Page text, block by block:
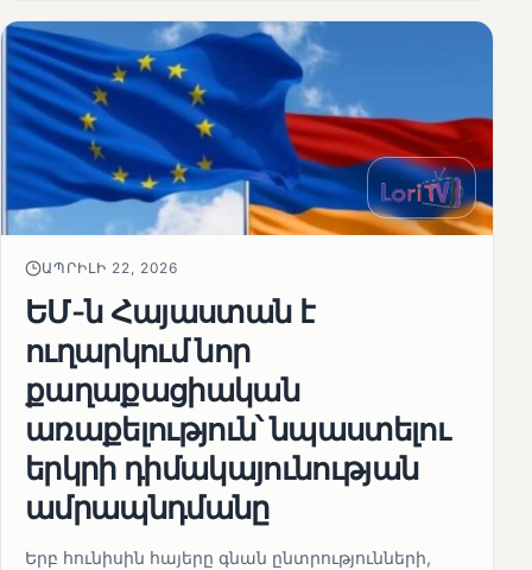
ԱՊՐԻԼԻ 22, 2026
ԵՄ-ն Հայաստան է
ուղարկում նոր
քաղաքացիական
առաքելություն՝ նպաստելու
երկրի դիմակայունության
ամրապնդմանը
Երբ հունիսին հայերը գնան ընտրությունների,